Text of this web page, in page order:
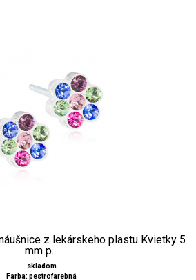
z lekárskeho plastu Kvietky 5
mm p...
skladom
Farba: pestrofarebná